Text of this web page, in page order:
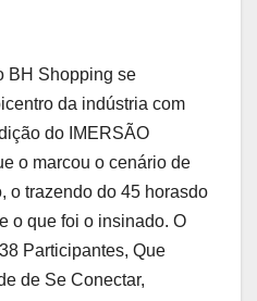
BH Shopping se
da indústria com
do IMERSÃO
o marcou o cenário de
o trazendo do 45 horasdo
o que foi o insinado. O
Participantes, Que
de Se Conectar,